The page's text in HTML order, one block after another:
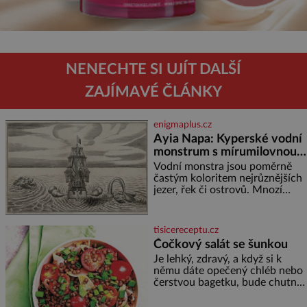
NENECHTE SI UJÍT DALŠÍ
ZAJÍMAVÉ ČLÁNKY
enigmaplus.cz
Ayia Napa: Kyperské vodní
monstrum s mírumilovnou
povahou
Vodní monstra jsou poměrně
častým koloritem nejrůznějších
jezer, řek či ostrovů. Mnozí
přitáhnout k němu pozornost
záhadám nakloněných turi
tisicereceptu.cz
Čočkový salát se šunkou
Je lehký, zdravý, a když si k
němu dáte opečený chléb nebo
čerstvou bagetku, bude chutnat